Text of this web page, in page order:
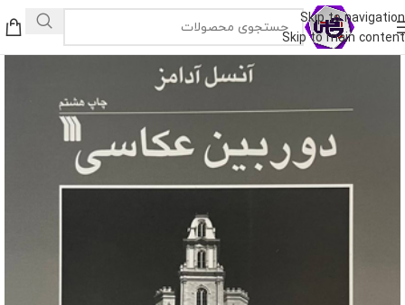
Skip to navigation
Skip to main content